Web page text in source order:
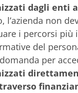
dagli enti
l’azienda non
i percorsi più
del
per